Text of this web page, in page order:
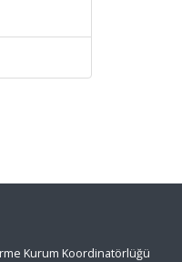
Kurum Koordinatörlüğü